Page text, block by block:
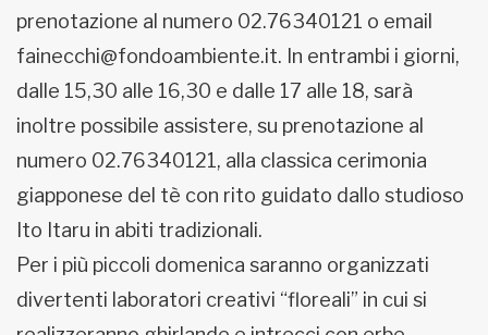
prenotazione al numero 02.76340121 o email
fainecchi@fondoambiente.it. In entrambi i giorni,
dalle 15,30 alle 16,30 e dalle 17 alle 18, sarà
inoltre possibile assistere, su prenotazione al
numero 02.76340121, alla classica cerimonia
giapponese del tè con rito guidato dallo studioso
Ito Itaru in abiti tradizionali.
Per i più piccoli domenica saranno organizzati
divertenti laboratori creativi “floreali” in cui si